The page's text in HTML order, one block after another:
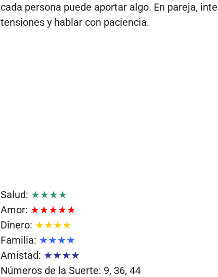
cada persona puede aportar algo. En pareja,
tensiones y hablar con paciencia.
Salud: ★★★★
Amor: ★★★★★
Dinero: ★★★★
Familia: ★★★★
Amistad: ★★★★
Números de la Suerte: 9, 36, 44